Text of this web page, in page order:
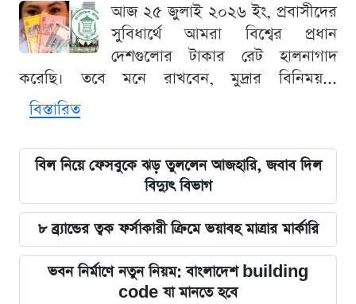
আজ ২৫ জুলাই ২০২৬ ইং, প্রবাসীদের
সুবিধার্থে আমরা বিশ্বের প্রধান
দেশগুলোর টাকার রেট হালনাগাদ
করেছি। তবে মনে রাখবেন, মুদ্রার বিনিময়...
বিস্তারিত
বিল নিয়ে ফেসবুকে ঝড় তুললেন আজহারি, জবাব দিল
বিদ্যুৎ বিভাগ
৮ ব্র্যান্ডের ত্বক ফর্সাকারী ক্রিমে ভয়াবহ মাত্রার মার্কারি
ভবন নির্মাণে নতুন নিয়ম: বাংলাদেশ building
code যা মানতে হবে